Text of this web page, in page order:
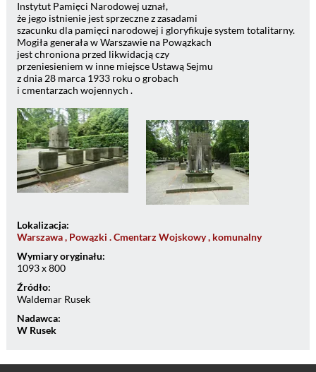
Instytut Pamięci Narodowej uznał,
że jego istnienie jest sprzeczne z zasadami
szacunku dla pamięci narodowej i gloryfikuje system totalitarny.
Mogiła generała w Warszawie na Powązkach
jest chroniona przed likwidacją czy
przeniesieniem w inne miejsce Ustawą Sejmu
z dnia 28 marca 1933 roku o grobach
i cmentarzach wojennych .
Lokalizacja:
Warszawa , Powązki . Cmentarz Wojskowy , komunalny
Wymiary oryginału:
1093 x 800
Źródło:
Waldemar Rusek
Nadawca:
W Rusek